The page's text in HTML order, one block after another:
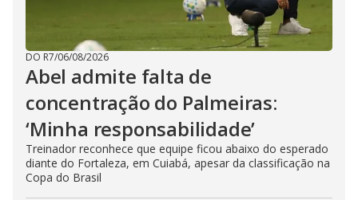
DO R7/06/08/2026
Abel admite falta de
concentração do Palmeiras:
‘Minha responsabilidade’
Treinador reconhece que equipe ficou abaixo do esperado
diante do Fortaleza, em Cuiabá, apesar da classificação na
Copa do Brasil